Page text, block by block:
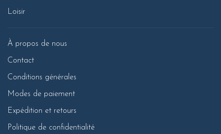
Loisir
À propos de nous
Contact
Conditions générales
Modes de paiement
Expédition et retours
Politique de confidentialité